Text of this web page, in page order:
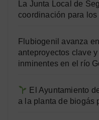
La Junta Local de
coordinación para
Flubiogenil avanza
anteproyectos clave
inminentes en el río
El Ayuntamiento
a la planta de biogás